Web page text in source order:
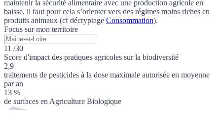
maintenir la sécurité alimentaire avec une production agricole en
baisse, il faut pour cela s’orienter vers des régimes moins riches en
produits animaux (cfdécryptage Consommation).
Focus sur mon territoire
11 /30
Score d'impact des pratiques agricoles sur la biodiversité
2,9
traitements de pesticides à la dose maximale autorisée en moyenne
par an
13 %
de surfaces en Agriculture Biologique